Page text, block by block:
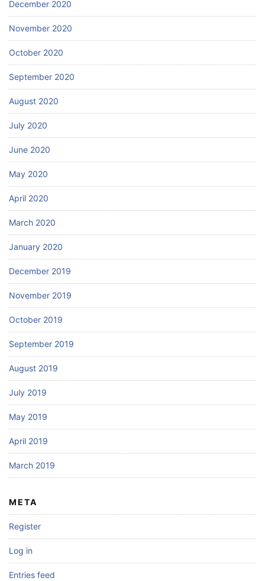
December 2020
November 2020
October 2020
September 2020
August 2020
July 2020
June 2020
May 2020
April 2020
March 2020
January 2020
December 2019
November 2019
October 2019
September 2019
August 2019
July 2019
May 2019
April 2019
March 2019
META
Register
Log in
Entries feed